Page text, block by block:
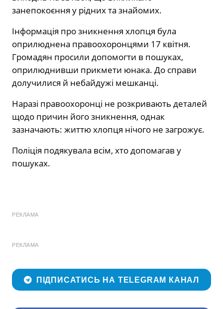
занепокоєння у рідних та знайомих.
Інформація про зникнення хлопця була
оприлюднена правоохоронцями 17 квітня.
Громадян просили допомогти в пошуках,
оприлюднивши прикмети юнака. До справи
долучилися й небайдужі мешканці.
Наразі правоохоронці не розкривають деталей
щодо причин його зникнення, однак
зазначають: життю хлопця нічого не загрожує.
Поліція подякувала всім, хто допомагав у
пошуках.
РЕКЛАМА
РЕКЛАМА
ПІДПИСАТИСЬ НА TELEGRAM КАНАЛ